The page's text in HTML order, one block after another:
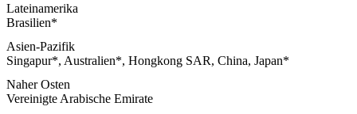
Lateinamerika
Brasilien*
Asien-Pazifik
Singapur*, Australien*, Hongkong SAR, China, Japan*
Naher Osten
Vereinigte Arabische Emirate